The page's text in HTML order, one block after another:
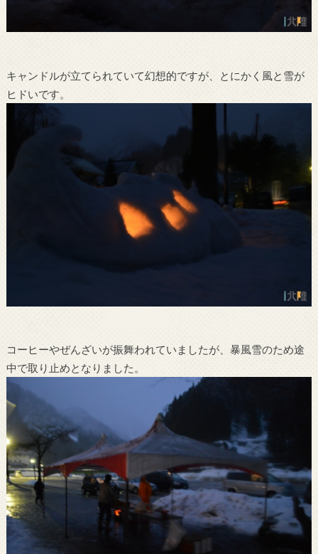
キャンドルが立てられていて幻想的ですが、とにかく風と雪が
ヒドいです。
コーヒーやぜんざいが振舞われていましたが、暴風雪のため途
中で取り止めとなりました。